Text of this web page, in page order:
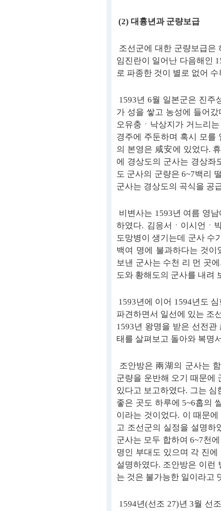
(2) 대흉년과 군량보급
조선군에 대한 군량보급은
임진란이 일어난 다음해인
로 파종한 것이 별로 없어
1593년 6월 일본군은 진주
가 성을 쌓고 농성에 들어
오유충ㆍ낙상지가 거느리
경주에 주둔하며 혹시 모를
의 본영은 咸安에 있었다.
에 경상도의 군사는 경상좌
도 군사의 군량은 6~7백리
군사는 경상도의 곡식을 공
비변사는 1593년 여름 영
하였다. 김응서ㆍ이시언ㆍ
도망병이 생기는데 군사 수
백여 명에 불과하다는 것
보낸 군사는 수천 리 먼 곳
도와 황해도의 군사를 내려
1593년에 이어 1594년도
파견하면서 일선에 있는 조
1593년 왕명을 받은 선전
태를 살펴보고 돌아와 복명
조안방은 兩湖의 군사는
군량을 운반해 오기 때문에
있다고 보고하였다. 그는 심
좋은 곳도 하루에 5~6홉의
이라는 것이었다. 이 때문
고 조선군의 실정을 설명하
군사는 모두 합하여 6~7천
명인 부대도 있으며 각 진
설명하였다. 조안방은 이런
는 것은 불가능한 일이라고
1594년(선조 27)년 3월 선